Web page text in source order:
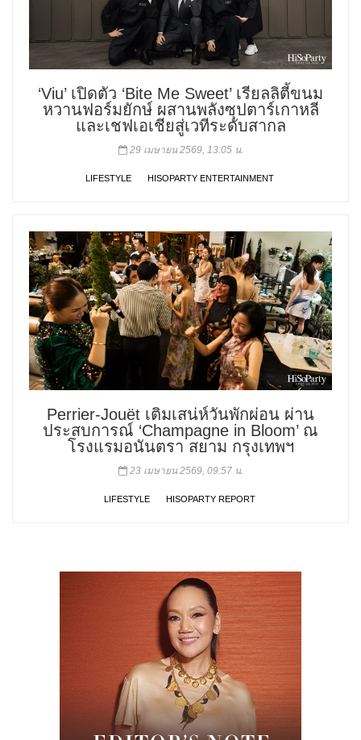
‘Viu’ เปิดตัว ‘Bite Me Sweet’ เรียลลิตี้ขนม
หวานฟอร์มยักษ์ ผสานพลังซุปตาร์เกาหลี
และเชฟเอเชียสู่เวทีระดับสากล
29 เมษายน 2569, 13:05 น.
LIFESTYLE HISOPARTY ENTERTAINMENT
Perrier-Jouët เติมเสน่ห์วันพักผ่อน ผ่าน
ประสบการณ์ ‘Champagne in Bloom’ ณ
โรงแรมอนันตรา สยาม กรุงเทพฯ
23 เมษายน 2569, 09:57 น.
LIFESTYLE HISOPARTY REPORT